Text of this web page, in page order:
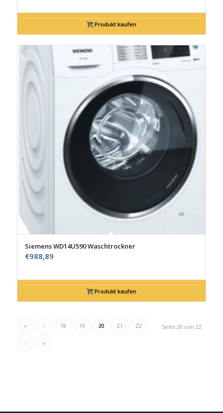
Produkt kaufen
Siemens WD14U590 Waschtrockner
€988,89
Produkt kaufen
Seite 20 von 22
« ‹ 18 19 20 21 22
› »